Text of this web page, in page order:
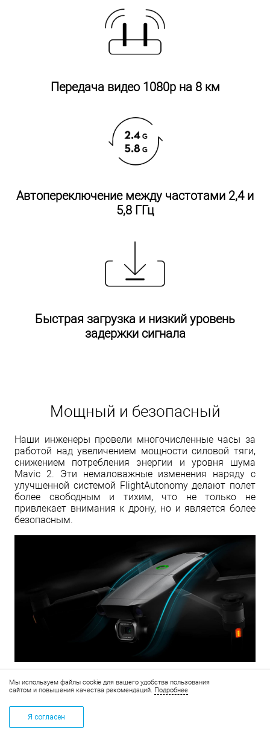
Передача видео 1080p на 8 км
Автопереключение между частотами 2,4 и
5,8 ГГц
Быстрая загрузка и низкий уровень
задержки сигнала
Мощный и безопасный
Наши инженеры провели многочисленные часы за
работой над увеличением мощности силовой тяги,
снижением потребления энергии и уровня шума
Mavic 2. Эти немаловажные изменения наряду с
улучшенной системой FlightAutonomy делают полет
более свободным и тихим, что не только не
привлекает внимания к дрону, но и является более
безопасным.
КОРЗИНА
Мы используем файлы cookie для вашего удобства пользования
сайтом и повышения качества рекомендаций. Подробнее
Я согласен